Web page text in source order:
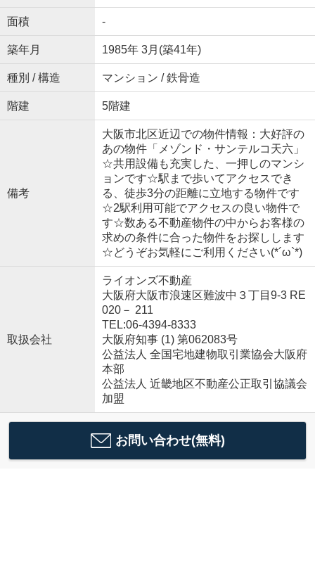
面積 -
築年月 1985年 3月(築41年)
種別 / 構造 マンション / 鉄骨造
階建 5階建
備考
大阪市北区近辺での物件情報：大好評の
あの物件「メゾンド・サンテルコ天六」
☆共用設備も充実した、一押しのマンシ
ョンです☆駅まで歩いてアクセスでき
る、徒歩3分の距離に立地する物件です
☆2駅利用可能でアクセスの良い物件で
す☆数ある不動産物件の中からお客様の
求めの条件に合った物件をお探しします
☆どうぞお気軽にご利用ください(*´ω`*)
取扱会社
ライオンズ不動産
大阪府大阪市浪速区難波中３丁目9-3 RE
020－ 211
TEL:06-4394-8333
大阪府知事 (1) 第062083号
公益法人 全国宅地建物取引業協会大阪府
本部
公益法人 近畿地区不動産公正取引協議会
加盟
お問い合わせ(無料)